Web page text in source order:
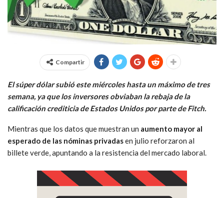
Compartir
El súper dólar subió este miércoles hasta un máximo de tres
semana, ya que los inversores obviaban la rebaja de la
calificación crediticia de Estados Unidos por parte de Fitch.
Mientras que los datos que muestran un aumento mayor al
esperado de las nóminas privadasen julio reforzaron al
billete verde, apuntando a la resistencia del mercado laboral.